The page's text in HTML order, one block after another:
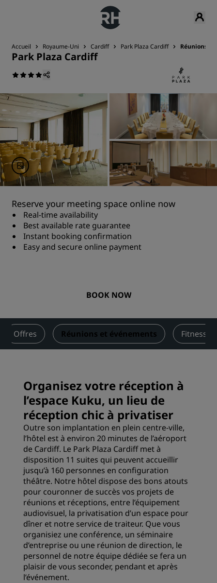
Accueil Royaume-Uni Cardiff Park Plaza Cardiff Réunions
Park Plaza Cardiff
Reserve your meeting space online now
Real-time availability
Best available rate guarantee
Instant booking confirmation
Easy and secure online payment
BOOK NOW
Offres Réunions et événements Fitness
Organisez votre réception à
l’espace Kuku, un lieu de
réception chic à privatiser
Outre son implantation en plein centre-ville,
l’hôtel est à environ 20 minutes de l’aéroport
de Cardiff. Le Park Plaza Cardiff met à
disposition 11 suites qui peuvent accueillir
jusqu’à 160 personnes en configuration
théâtre. Notre hôtel dispose des bons atouts
pour couronner de succès vos projets de
réunions et réceptions, entre l’équipement
audiovisuel, la privatisation d’un espace pour
dîner et notre service de traiteur. Que vous
organisiez une conférence, un séminaire
d’entreprise ou une réunion de direction, le
personnel de notre équipe dédiée se fera un
plaisir de vous seconder, pendant et après
l’événement.